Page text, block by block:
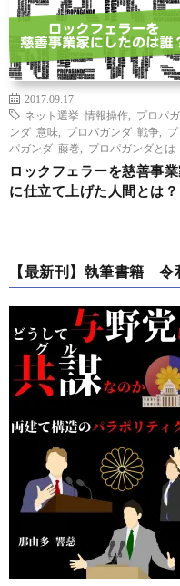
2017.09.17
ネット選挙 情報操作
プロパガ
ンダ 意味
プロパガンダ 戦争
プ
パガンダ 藤巻
プロパガンダとは
ロックフェラーを慈善事
に仕立て上げた人間とは？
【最新刊】執筆書籍 令